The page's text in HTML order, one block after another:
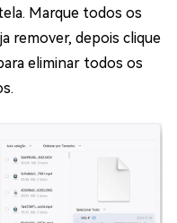
Marque todos os
remover, depois clique
eliminar todos os